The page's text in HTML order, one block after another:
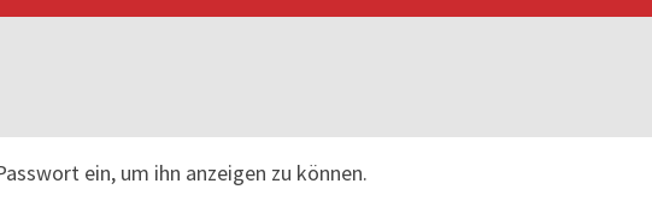
ein, um ihn anzeigen zu können.